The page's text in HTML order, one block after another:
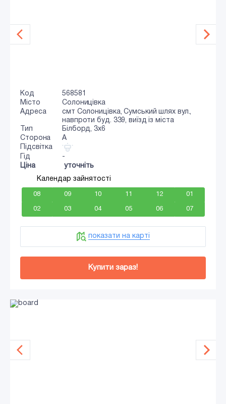
Код
568581
Місто
Солоницівка
Адреса
смт Солоницівка, Сумський шлях вул.,
навпроти буд. 339, виїзд із міста
Тип
Білборд, 3x6
Сторона
A
Підсвітка
Гід
-
Ціна
уточніть
Календар зайнятості
08 09 10 11 12 01
02 03 04 05 06 07
показати на карті
Купити зараз!